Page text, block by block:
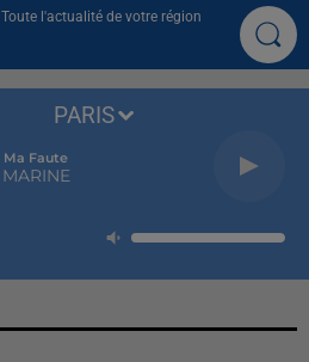
Toute l'actualité de votre région
Ma Faute
MARINE
PARIS